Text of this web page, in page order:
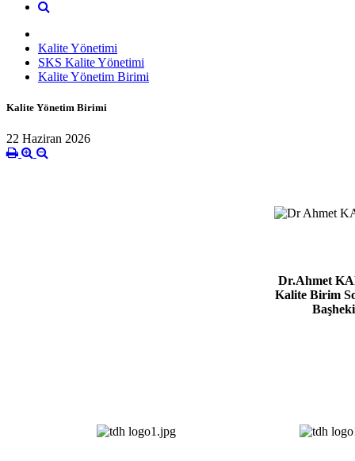
Kalite Yönetimi
SKS Kalite Yönetimi
Kalite Yönetim Birimi
Kalite Yönetim Birimi
22 Haziran 2026
Dr.Ahmet
Kalite Birim